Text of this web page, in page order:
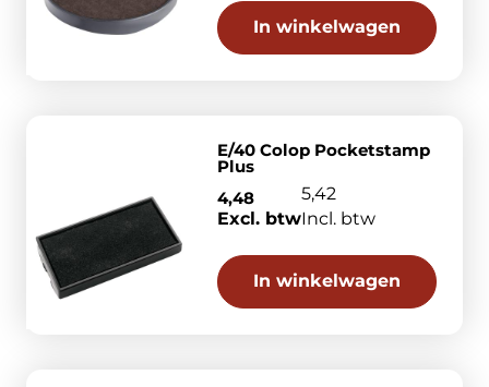
In winkelwagen
E/40 Colop Pocketstamp
Plus
4,48
Excl. btw
5,42
Incl. btw
In winkelwagen